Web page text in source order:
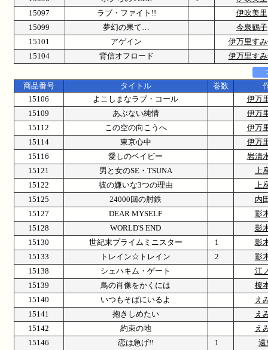
15097
ラブ・ファイト!!
伊吹美里
15099
夢幻の果て…
今泉鶴子
15101
アゲイン
伊万里す
15104
背信オフロード 伊万里す
商品番号 タイトル 巻数
15106
よこしまなラブ・コール
伊万
15109
あぶない純情
伊万
15112
この空の向こうへ
伊万
15114
東京心中
伊万
15116
愛しのベイビー
岩清
15121
男と女のSE・TSUNA
上
15122
彼の嫌いな3つの理由
上
15125
24000回の肘鉄
内
15127
DEAR MYSELF
影
15128
WORLD'S END
影
15130
世紀末プライムミニスター 1
影
15133
トレイン☆トレイン 2
影
15138
シェハキム・ゲート
江
15139
鳥の肖像をかくには
榎
15140
いつもそばにいるよ
え
15141
抱きしめたい
え
15142
約束の地
え
15146
恋は急げ!! 1 遠